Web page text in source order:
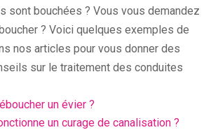
sont bouchées ? Vous vous demandez
? Voici quelques exemples de
nos articles pour vous donner des
sur le traitement des conduites
un évier ?
un curage de canalisation ?